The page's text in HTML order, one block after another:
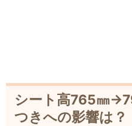
シート高765㎜
つきへの影響は？